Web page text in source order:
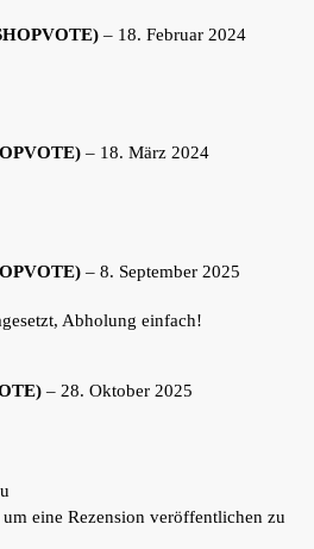
– 18. Februar 2024
– 18. März 2024
– 8. September 2025
Abholung einfach!
– 28. Oktober 2025
um eine Rezension veröffentlichen zu